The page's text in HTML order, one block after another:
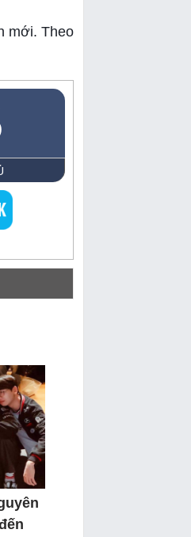
mới. Theo